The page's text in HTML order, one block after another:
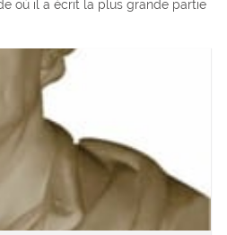
où il a écrit la plus grande partie